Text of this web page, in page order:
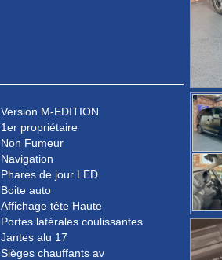
Version M-EDITION
1er propriétaire
Non Fumeur
Navigation
Phares de jour LED
Boite auto
Affichage tête Haute
Portes latérales coulissantes
Jantes alu 17
Sièges chauffants av